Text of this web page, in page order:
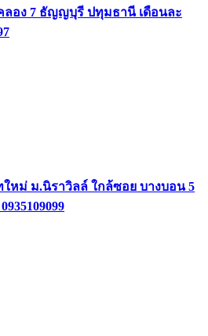
ลอง 7 ธัญญบุรี ปทุมธานี เดือนละ
ใหม่ ม.นิราวิลล์ ใกล้ซอย บางบอน 5